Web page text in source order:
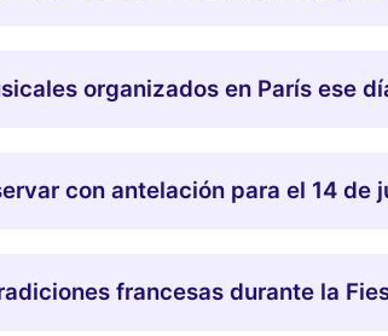
organizados en París ese
con antelación para el 14 de
francesas durante la